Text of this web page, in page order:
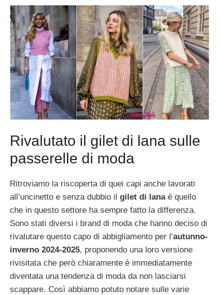
Rivalutato il gilet di lana sulle
passerelle di moda
Ritroviamo la riscoperta di quei capi anche lavorati
all’uncinetto e senza dubbio il gilet di lanaè quello
che in questo settore ha sempre fatto la differenza.
Sono stati diversi i brand di moda che hanno deciso di
rivalutare questo capo di abbigliamento per l’autunno-
inverno 2024-2025, proponendo una loro versione
rivisitata che però chiaramente è immediatamente
diventata una tendenza di moda da non lasciarsi
scappare. Così abbiamo potuto notare sulle varie